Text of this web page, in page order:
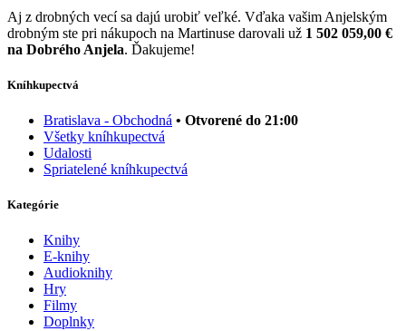
Aj z drobných vecí sa dajú urobiť veľké. Vďaka vašim Anjelským
drobným ste pri nákupoch na Martinuse darovali už 1 502 059,00 €
na Dobrého Anjela. Ďakujeme!
Kníhkupectvá
Bratislava - Obchodná • Otvorené do 21:00
Všetky kníhkupectvá
Udalosti
Spriatelené kníhkupectvá
Kategórie
Knihy
E-knihy
Audioknihy
Hry
Filmy
Doplnky